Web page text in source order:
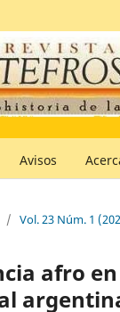
Avisos
/ Vol. 23 Núm. 1
afro